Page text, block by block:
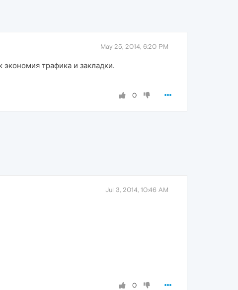
May 25, 2014, 6:20 PM
трафика и закладки.
0
Jul 3, 2014, 10:46 AM
0